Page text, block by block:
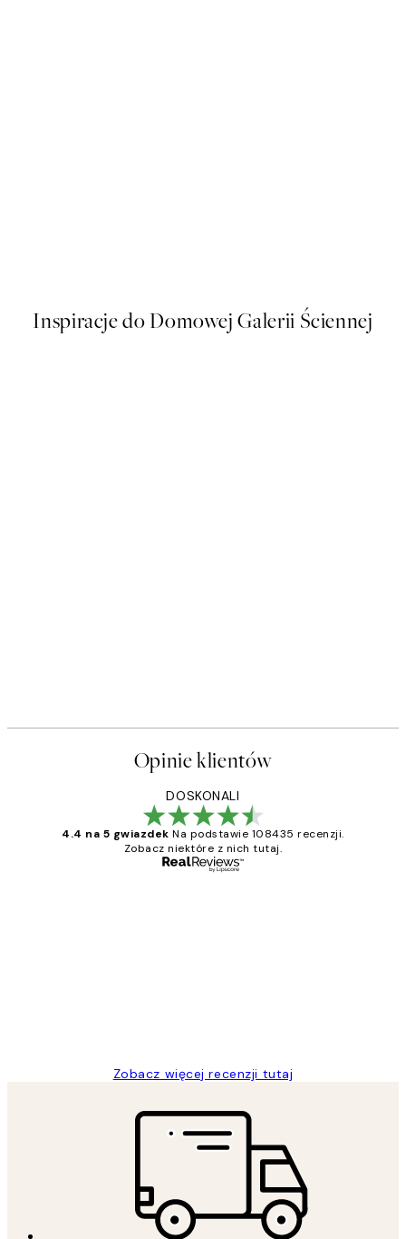
Inspiracje do Domowej Galerii Ściennej
Opinie klientów
DOSKONALI
4.4 na 5 gwiazdek Na podstawie 108435 recenzji.
Zobacz niektóre z nich tutaj.
Zobacz więcej recenzji tutaj